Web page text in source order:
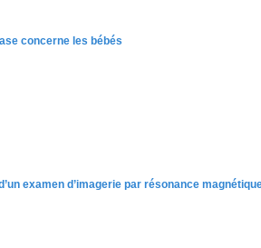
concerne les bébés
examen d’imagerie par résonance